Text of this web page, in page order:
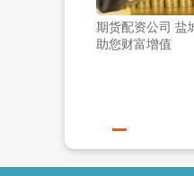
期货配资公司 盐
助您财富增值